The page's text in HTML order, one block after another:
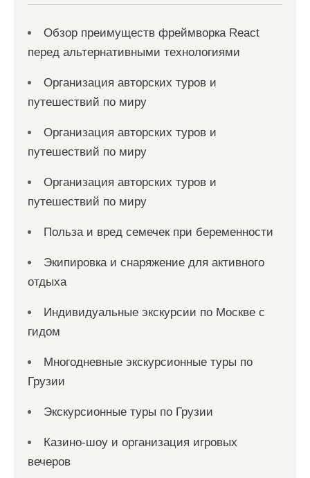
Обзор преимуществ фреймворка React
перед альтернативными технологиями
Организация авторских туров и
путешествий по миру
Организация авторских туров и
путешествий по миру
Организация авторских туров и
путешествий по миру
Польза и вред семечек при беременности
Экипировка и снаряжение для активного
отдыха
Индивидуальные экскурсии по Москве с
гидом
Многодневные экскурсионные туры по
Грузии
Экскурсионные туры по Грузии
Казино-шоу и организация игровых
вечеров